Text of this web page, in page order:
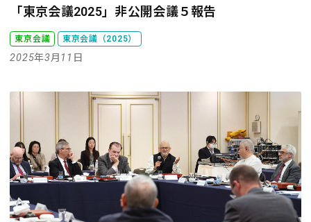
「東京会議2025」非公開会議５報告
東京会議 東京会議（2025）
2025年3月11日